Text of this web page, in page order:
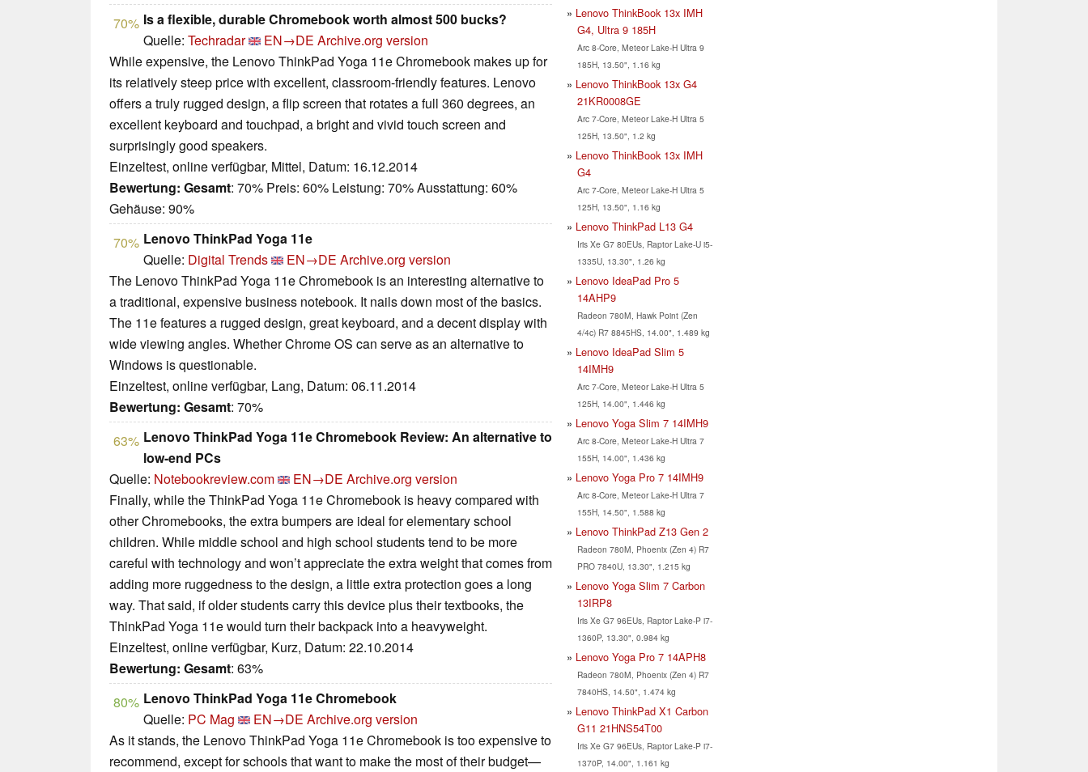
70% Is a flexible, durable Chromebook worth almost 500 bucks?
Quelle: Techradar EN→DE Archive.org version
While expensive, the Lenovo ThinkPad Yoga 11e Chromebook makes up for
its relatively steep price with excellent, classroom-friendly features. Lenovo
offers a truly rugged design, a flip screen that rotates a full 360 degrees, an
excellent keyboard and touchpad, a bright and vivid touch screen and
surprisingly good speakers.
Einzeltest, online verfügbar, Mittel, Datum: 16.12.2014
Bewertung: Gesamt: 70% Preis: 60% Leistung: 70% Ausstattung: 60%
Gehäuse: 90%
70% Lenovo ThinkPad Yoga 11e
Quelle: Digital Trends EN→DE Archive.org version
The Lenovo ThinkPad Yoga 11e Chromebook is an interesting alternative to
a traditional, expensive business notebook. It nails down most of the basics.
The 11e features a rugged design, great keyboard, and a decent display with
wide viewing angles. Whether Chrome OS can serve as an alternative to
Windows is questionable.
Einzeltest, online verfügbar, Lang, Datum: 06.11.2014
Bewertung: Gesamt: 70%
63% Lenovo ThinkPad Yoga 11e Chromebook Review: An alternative to
low-end PCs
Quelle: Notebookreview.com EN→DE Archive.org version
Finally, while the ThinkPad Yoga 11e Chromebook is heavy compared with
other Chromebooks, the extra bumpers are ideal for elementary school
children. While middle school and high school students tend to be more
careful with technology and won’t appreciate the extra weight that comes from
adding more ruggedness to the design, a little extra protection goes a long
way. That said, if older students carry this device plus their textbooks, the
ThinkPad Yoga 11e would turn their backpack into a heavyweight.
Einzeltest, online verfügbar, Kurz, Datum: 22.10.2014
Bewertung: Gesamt: 63%
80% Lenovo ThinkPad Yoga 11e Chromebook
Quelle: PC Mag EN→DE Archive.org version
As it stands, the Lenovo ThinkPad Yoga 11e Chromebook is too expensive to
recommend, except for schools that want to make the most of their budget—
Lenovo ThinkBook 13x IMH
G4, Ultra 9 185H
Arc 8-Core, Meteor Lake-H Ultra 9
185H, 13.50", 1.16 kg
Lenovo ThinkBook 13x G4
21KR0008GE
Arc 7-Core, Meteor Lake-H Ultra 5
125H, 13.50", 1.2 kg
Lenovo ThinkBook 13x IMH
G4
Arc 7-Core, Meteor Lake-H Ultra 5
125H, 13.50", 1.16 kg
Lenovo ThinkPad L13 G4
Iris Xe G7 80EUs, Raptor Lake-U i5-
1335U, 13.30", 1.26 kg
Lenovo IdeaPad Pro 5
14AHP9
Radeon 780M, Hawk Point (Zen
4/4c) R7 8845HS, 14.00", 1.489 kg
Lenovo IdeaPad Slim 5
14IMH9
Arc 7-Core, Meteor Lake-H Ultra 5
125H, 14.00", 1.446 kg
Lenovo Yoga Slim 7 14IMH9
Arc 8-Core, Meteor Lake-H Ultra 7
155H, 14.00", 1.436 kg
Lenovo Yoga Pro 7 14IMH9
Arc 8-Core, Meteor Lake-H Ultra 7
155H, 14.50", 1.588 kg
Lenovo ThinkPad Z13 Gen 2
Radeon 780M, Phoenix (Zen 4) R7
PRO 7840U, 13.30", 1.215 kg
Lenovo Yoga Slim 7 Carbon
13IRP8
Iris Xe G7 96EUs, Raptor Lake-P i7-
1360P, 13.30", 0.984 kg
Lenovo Yoga Pro 7 14APH8
Radeon 780M, Phoenix (Zen 4) R7
7840HS, 14.50", 1.474 kg
Lenovo ThinkPad X1 Carbon
G11 21HNS54T00
Iris Xe G7 96EUs, Raptor Lake-P i7-
1370P, 14.00", 1.161 kg